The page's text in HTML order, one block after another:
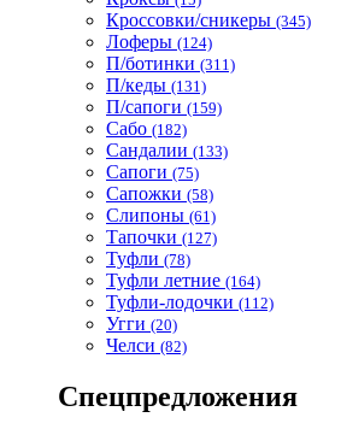
Кроссовки/сникеры (345)
Лоферы (124)
П/ботинки (311)
П/кеды (131)
П/сапоги (159)
Сабо (182)
Сандалии (133)
Сапоги (75)
Сапожки (58)
Слипоны (61)
Тапочки (127)
Туфли (78)
Туфли летние (164)
Туфли-лодочки (112)
Угги (20)
Челси (82)
Спецпредложения